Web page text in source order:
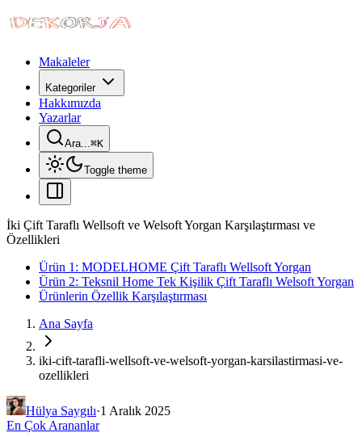
Makaleler
Kategoriler
Hakkımızda
Yazarlar
Ara...⌘K
Toggle theme
İki Çift Taraflı Wellsoft ve Welsoft Yorgan Karşılaştırması ve
Özellikleri
Ürün 1: MODELHOME Çift Taraflı Wellsoft Yorgan
Ürün 2: Teksnil Home Tek Kişilik Çift Taraflı Welsoft Yorgan
Ürünlerin Özellik Karşılaştırması
Ana Sayfa
iki-cift-tarafli-wellsoft-ve-welsoft-yorgan-karsilastirmasi-ve-
ozellikleri
Hülya Saygılı·1 Aralık 2025
En Çok Arananlar